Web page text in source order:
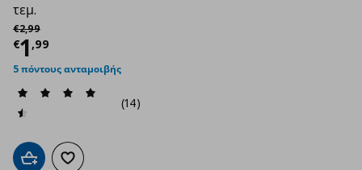
τεμ.
€2,99
Αρχική τιμή
€1 ,99
Τρέχουσα τιμή
5 πόντους ανταμοιβής
(14)
Προσθήκη στο καλάθι
Προσθήκη στα αγαπημένα